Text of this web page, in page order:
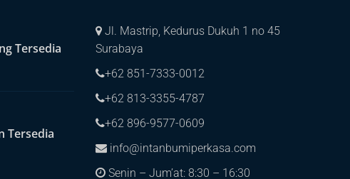
Tersedia
Tersedia
Jl. Mastrip, Kedurus Dukuh 1 no 45
Surabaya
+62 851-7333-0012
+62 813-3355-4787
+62 896-9577-0609
info@intanbumiperkasa.com
Senin – Jum’at: 8:30 – 16:30